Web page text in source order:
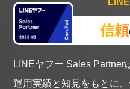
信頼
LINEヤフー Sales Partner
運用実績と知見をもとに